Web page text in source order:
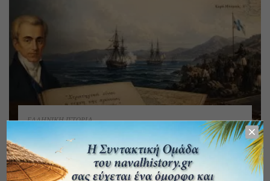
ΕΛΛΗΝΙΚΉ ΙΣΤΟΡΊΑ
Ιωάννης Καποδίστριας και η Στρατηγική της
Αποτροπής. Η κρίση της Σάμου (1828), η
επιχείρηση στο Καρά Μπαμπά και η στρατηγική
του σκέψη.